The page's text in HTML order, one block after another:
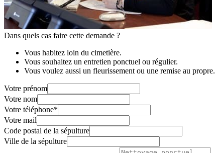
Dans quels cas faire cette demande ?
Vous habitez loin du cimetière.
Vous souhaitez un entretien ponctuel ou régulier.
Vous voulez aussi un fleurissement ou une remise au propre.
Votre prénom
Votre nom
Votre téléphone*
Votre mail
Code postal de la sépulture
Ville de la sépulture